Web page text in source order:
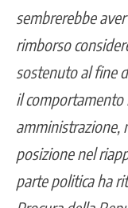
sembrerebbe
rimborso
sostenuto al fine
il comportamento
amministrazione,
posizione nel
parte politica ha